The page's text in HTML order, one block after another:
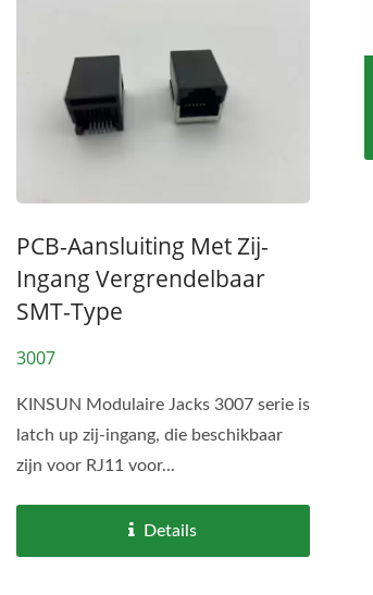
PCB-Aansluiting Met Zij-
Ingang Vergrendelbaar
SMT-Type
3007
KINSUN Modulaire Jacks 3007 serie is
latch up zij-ingang, die beschikbaar
zijn voor RJ11 voor...
Details
Waterdichte IP68 USB Type-C
Connector